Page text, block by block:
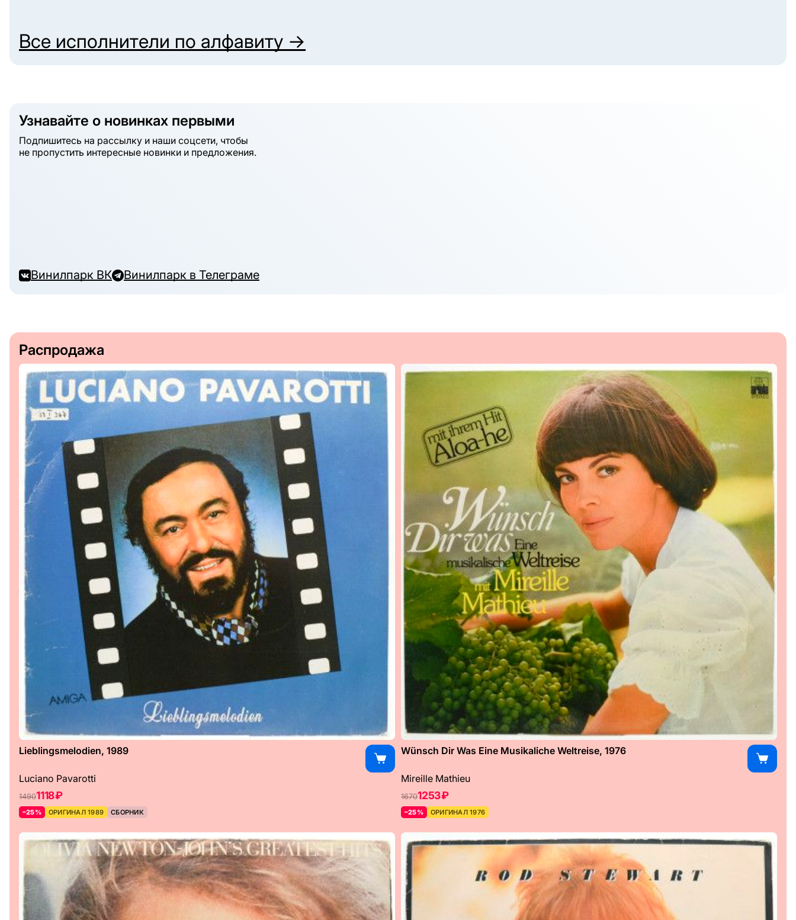
Все исполнители по алфавиту →
Узнавайте о новинках первыми
Подпишитесь на рассылку и наши соцсети, чтобы
не пропустить интересные новинки и предложения.
Винилпарк ВК Винилпарк в Телеграме
Распродажа
Lieblingsmelodien, 1989
Luciano Pavarotti
14901118 ₽
–25% ОРИГИНАЛ 1989 СБОРНИК
Wünsch Dir Was Eine Musikaliche Weltreise, 1976
Mireille Mathieu
16701253 ₽
–25% ОРИГИНАЛ 1976